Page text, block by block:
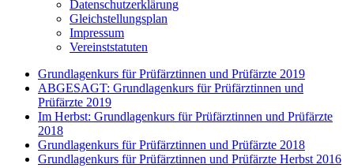
Datenschutzerklärung
Gleichstellungsplan
Impressum
Vereinststatuten
Grundlagenkurs für Prüfärztinnen und Prüfärzte 2019
ABGESAGT: Grundlagenkurs für Prüfärztinnen und
Prüfärzte 2019
Im Herbst: Grundlagenkurs für Prüfärztinnen und Prüfärzte
2018
Grundlagenkurs für Prüfärztinnen und Prüfärzte 2018
Grundlagenkurs für Prüfärztinnen und Prüfärzte Herbst 2016